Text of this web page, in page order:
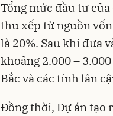
Tổng mức đầu tư
thu xếp từ nguồn
là 20%. Sau khi đưa
khoảng 2.000 –
Bắc và các tỉnh lân
Đồng thời, Dự án tạo